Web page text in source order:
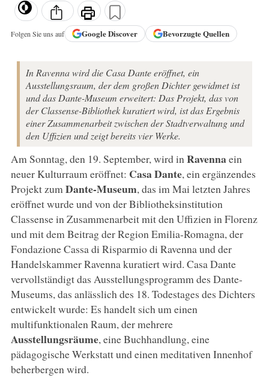
Folgen Sie uns auf GoogleDiscover Bevorzugte Quellen
In Ravenna wird die Casa Dante eröffnet, ein
Ausstellungsraum, der dem großen Dichter gewidmet ist
und das Dante-Museum erweitert: Das Projekt, das von
der Classense-Bibliothek kuratiert wird, ist das Ergebnis
einer Zusammenarbeit zwischen der Stadtverwaltung und
den Uffizien und zeigt bereits vier Werke.
Am Sonntag, den 19. September, wird in Ravennaein
neuer Kulturraum eröffnet: Casa Dante, ein ergänzendes
Projekt zum Dante-Museum, das im Mai letzten Jahres
eröffnet wurde und von der Bibliotheksinstitution
Classense in Zusammenarbeit mit den Uffizien in Florenz
und mit dem Beitrag der Region Emilia-Romagna, der
Fondazione Cassa di Risparmio di Ravenna und der
Handelskammer Ravenna kuratiert wird. Casa Dante
vervollständigt das Ausstellungsprogramm des Dante-
Museums, das anlässlich des 18. Todestages des Dichters
entwickelt wurde: Es handelt sich um einen
multifunktionalen Raum, der mehrere
Ausstellungsräume, eine Buchhandlung, eine
pädagogische Werkstatt und einen meditativen Innenhof
beherbergen wird.